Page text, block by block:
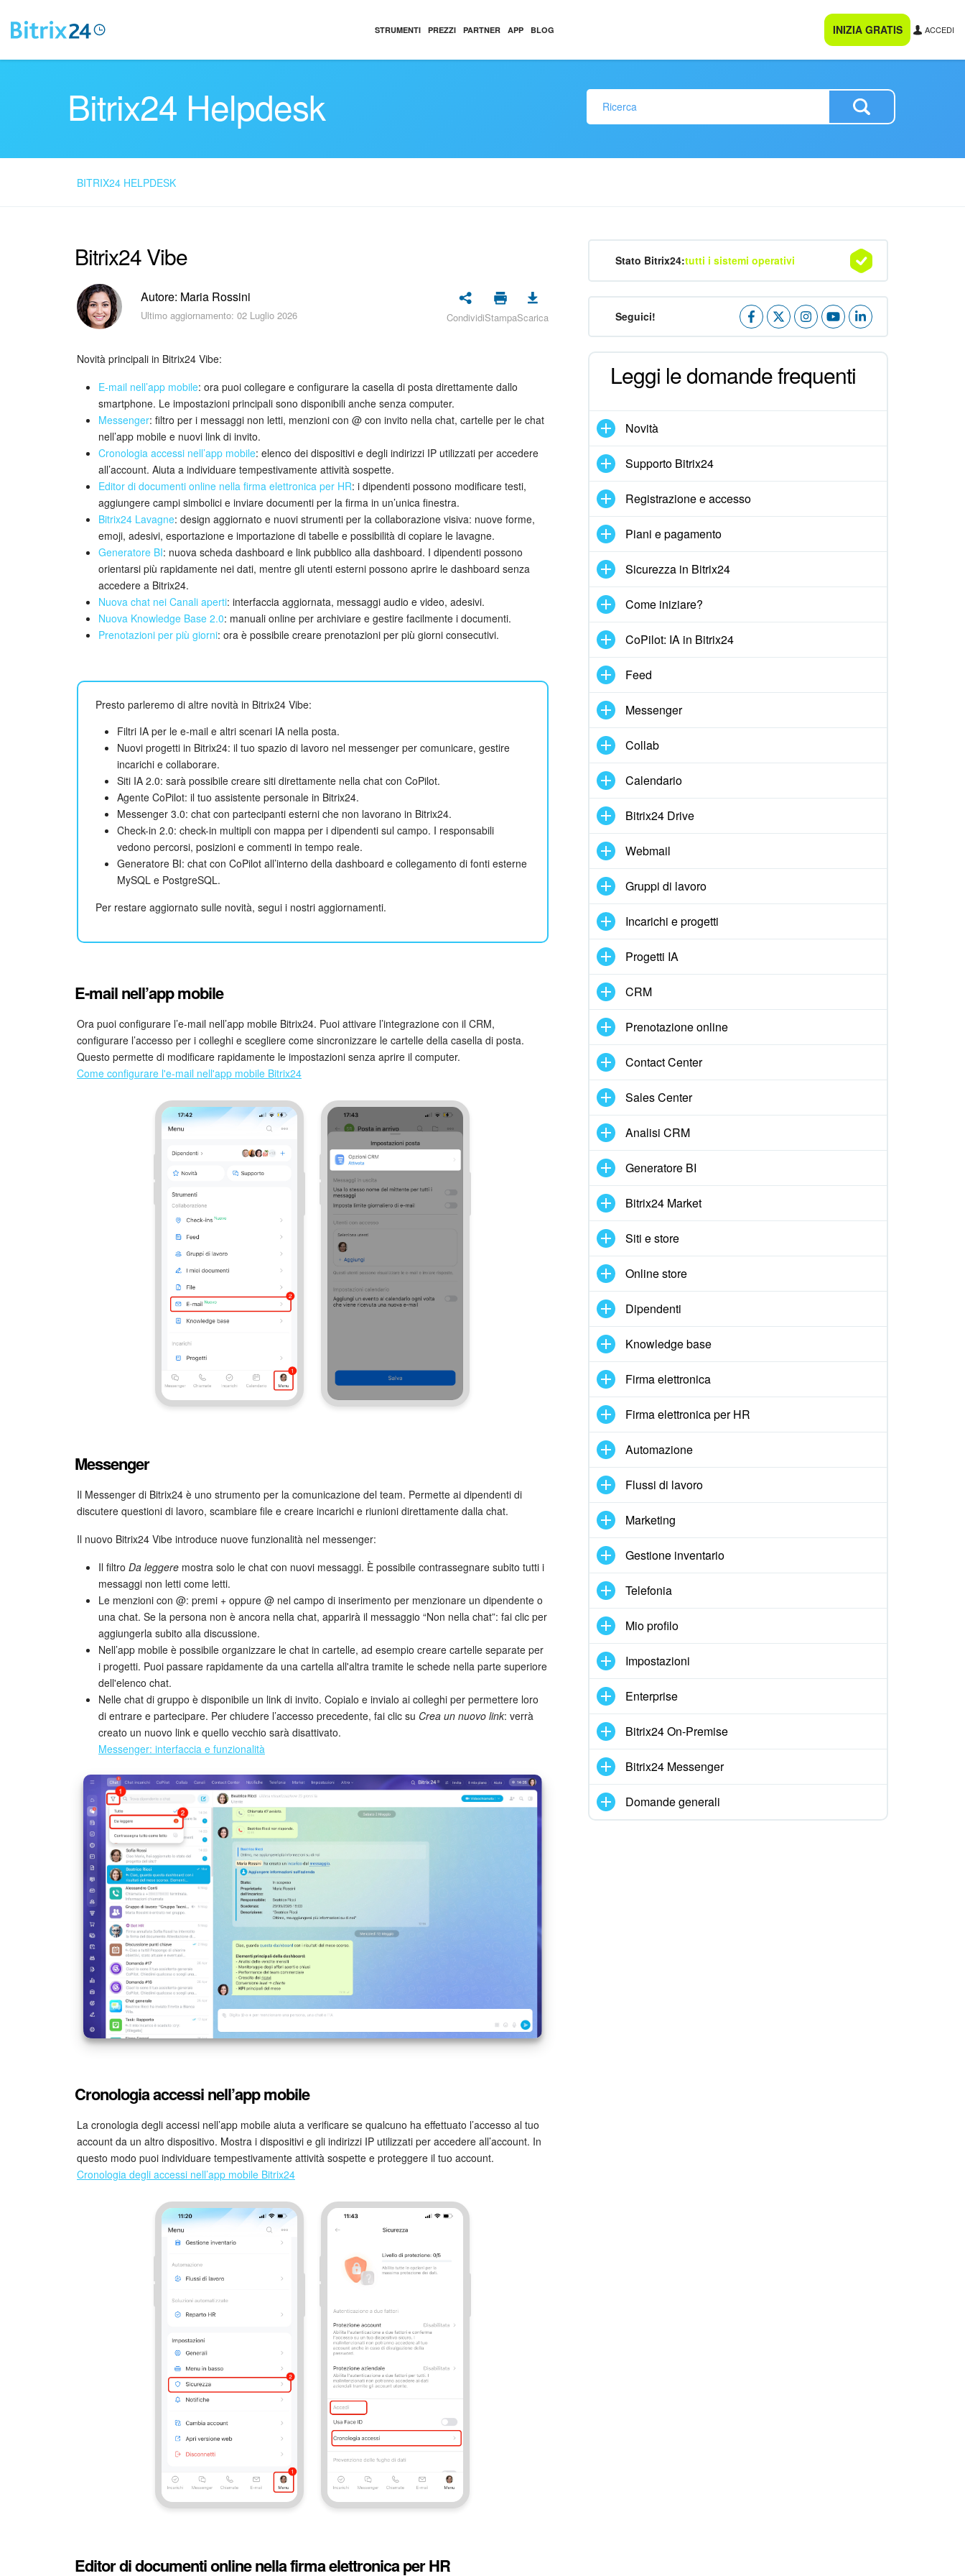
STRUMENTI PREZZI PARTNER APP BLOG INIZIA GRATIS ACCEDI
Bitrix24 Helpdesk
BITRIX24 HELPDESK
Bitrix24 Vibe
Autore: Maria Rossini
Ultimo aggiornamento: 02 Luglio 2026 CondividiStampaScarica
Novità principali in Bitrix24 Vibe:
E-mail nell’app mobile: ora puoi collegare e configurare la casella di posta direttamente dallo
smartphone. Le impostazioni principali sono disponibili anche senza computer.
Messenger: filtro per i messaggi non letti, menzioni con @ con invito nella chat, cartelle per le chat
nell’app mobile e nuovi link di invito.
Cronologia accessi nell’app mobile: elenco dei dispositivi e degli indirizzi IP utilizzati per accedere
all’account. Aiuta a individuare tempestivamente attività sospette.
Editor di documenti online nella firma elettronica per HR: i dipendenti possono modificare testi,
aggiungere campi simbolici e inviare documenti per la firma in un’unica finestra.
Bitrix24 Lavagne: design aggiornato e nuovi strumenti per la collaborazione visiva: nuove forme,
emoji, adesivi, esportazione e importazione di tabelle e possibilità di copiare le lavagne.
Generatore BI: nuova scheda dashboard e link pubblico alla dashboard. I dipendenti possono
orientarsi più rapidamente nei dati, mentre gli utenti esterni possono aprire le dashboard senza
accedere a Bitrix24.
Nuova chat nei Canali aperti: interfaccia aggiornata, messaggi audio e video, adesivi.
Nuova Knowledge Base 2.0: manuali online per archiviare e gestire facilmente i documenti.
Prenotazioni per più giorni: ora è possibile creare prenotazioni per più giorni consecutivi.
Presto parleremo di altre novità in Bitrix24 Vibe:
Filtri IA per le e-mail e altri scenari IA nella posta.
Nuovi progetti in Bitrix24: il tuo spazio di lavoro nel messenger per comunicare, gestire
incarichi e collaborare.
Siti IA 2.0: sarà possibile creare siti direttamente nella chat con CoPilot.
Agente CoPilot: il tuo assistente personale in Bitrix24.
Messenger 3.0: chat con partecipanti esterni che non lavorano in Bitrix24.
Check-in 2.0: check-in multipli con mappa per i dipendenti sul campo. I responsabili
vedono percorsi, posizioni e commenti in tempo reale.
Generatore BI: chat con CoPilot all’interno della dashboard e collegamento di fonti esterne
MySQL e PostgreSQL.
Per restare aggiornato sulle novità, segui i nostri aggiornamenti.
E-mail nell’app mobile
Ora puoi configurare l’e-mail nell’app mobile Bitrix24. Puoi attivare l’integrazione con il CRM,
configurare l’accesso per i colleghi e scegliere come sincronizzare le cartelle della casella di posta.
Questo permette di modificare rapidamente le impostazioni senza aprire il computer.
Come configurare l'e-mail nell'app mobile Bitrix24
Messenger
Il Messenger di Bitrix24 è uno strumento per la comunicazione del team. Permette ai dipendenti di
discutere questioni di lavoro, scambiare file e creare incarichi e riunioni direttamente dalla chat.
Il nuovo Bitrix24 Vibe introduce nuove funzionalità nel messenger:
Il filtro Da leggere mostra solo le chat con nuovi messaggi. È possibile contrassegnare subito tutti i
messaggi non letti come letti.
Le menzioni con @: premi + oppure @ nel campo di inserimento per menzionare un dipendente o
una chat. Se la persona non è ancora nella chat, apparirà il messaggio “Non nella chat”: fai clic per
aggiungerla subito alla discussione.
Nell’app mobile è possibile organizzare le chat in cartelle, ad esempio creare cartelle separate per
i progetti. Puoi passare rapidamente da una cartella all'altra tramite le schede nella parte superiore
dell'elenco chat.
Nelle chat di gruppo è disponibile un link di invito. Copialo e invialo ai colleghi per permettere loro
di entrare e partecipare. Per chiudere l’accesso precedente, fai clic su Crea un nuovo link: verrà
creato un nuovo link e quello vecchio sarà disattivato.
Messenger: interfaccia e funzionalità
Cronologia accessi nell’app mobile
La cronologia degli accessi nell’app mobile aiuta a verificare se qualcuno ha effettuato l’accesso al tuo
account da un altro dispositivo. Mostra i dispositivi e gli indirizzi IP utilizzati per accedere all’account. In
questo modo puoi individuare tempestivamente attività sospette e proteggere il tuo account.
Cronologia degli accessi nell’app mobile Bitrix24
Editor di documenti online nella firma elettronica per HR
Stato Bitrix24:tutti i sistemi operativi
Seguici!
Leggi le domande frequenti
Novità
Supporto Bitrix24
Registrazione e accesso
Piani e pagamento
Sicurezza in Bitrix24
Come iniziare?
CoPilot: IA in Bitrix24
Feed
Messenger
Collab
Calendario
Bitrix24 Drive
Webmail
Gruppi di lavoro
Incarichi e progetti
Progetti IA
CRM
Prenotazione online
Contact Center
Sales Center
Analisi CRM
Generatore BI
Bitrix24 Market
Siti e store
Online store
Dipendenti
Knowledge base
Firma elettronica
Firma elettronica per HR
Automazione
Flussi di lavoro
Marketing
Gestione inventario
Telefonia
Mio profilo
Impostazioni
Enterprise
Bitrix24 On-Premise
Bitrix24 Messenger
Domande generali